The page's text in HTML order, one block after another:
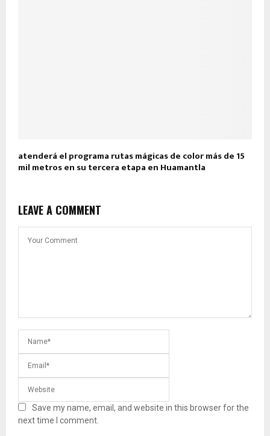
atenderá el programa rutas mágicas de color más de 15
mil metros en su tercera etapa en Huamantla
LEAVE A COMMENT
Save my name, email, and website in this browser for the
next time I comment.